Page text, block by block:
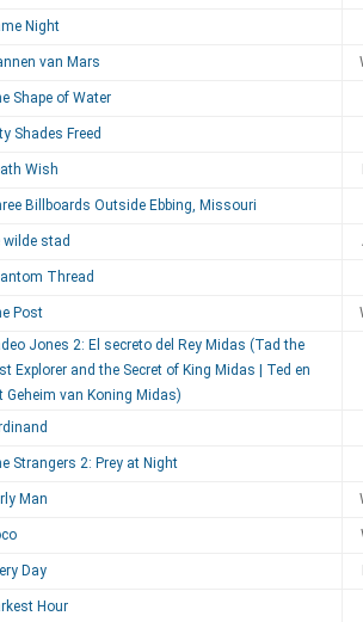
Night
van Mars
Shape of Water
Shades Freed
Wish
Billboards Outside Ebbing, Missouri
wilde stad
Thread
Post
Jones 2: El secreto del Rey Midas (Tad the
Explorer and the Secret of King Midas | Ted en
Geheim van Koning Midas)
Strangers 2: Prey at Night
Man
Day
Hour